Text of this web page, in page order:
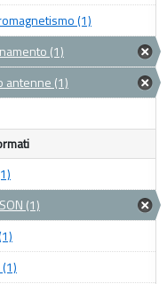
(1)
(1)
antenne (1)
(1)